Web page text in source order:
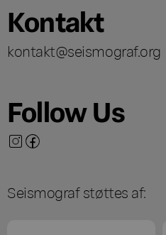
Kontakt
kontakt@seismograf.org
Follow Us
Seismograf støttes af: